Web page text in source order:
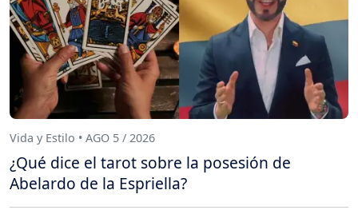
Vida y Estilo • AGO 5 / 2026
¿Qué dice el tarot sobre la posesión de
Abelardo de la Espriella?